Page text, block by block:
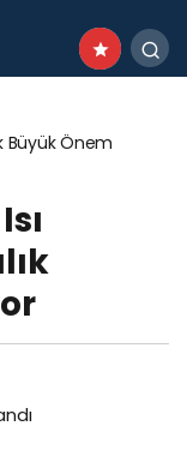
Büyük Önem
yüzde
bekliyoruz”